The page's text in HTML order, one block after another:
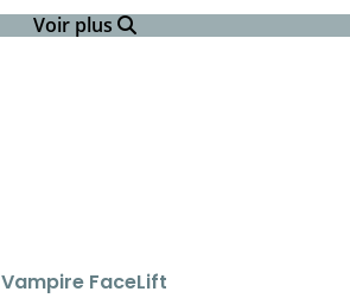
Voir plus
Vampire FaceLift